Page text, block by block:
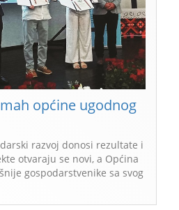
općine ugodnog
razvoj donosi rezultate i
otvaraju se novi, a Općina
gospodarstvenike sa svog